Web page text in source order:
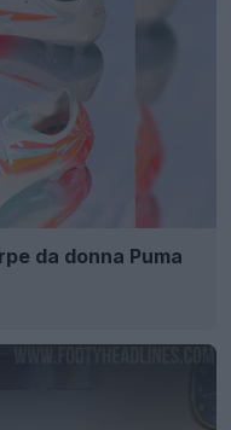
da donna Puma